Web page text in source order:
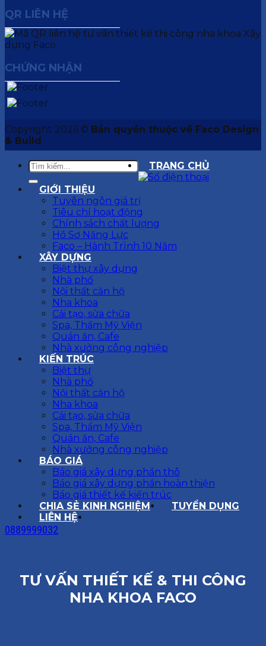
QR LIÊN HỆ
CHỨNG NHẬN
Copyright 2026 © Bản quyền thuộc về Faco Design
& Build
TRANG CHỦ
GIỚI THIỆU
Tuyên ngôn giá trị
Tiêu chí hoạt động
Chính sách chất lượng
Hồ Sơ Năng Lực
Faco – Hành Trình 10 Năm
XÂY DỰNG
Biệt thự xây dựng
Nhà phố
Nội thất căn hộ
Nha khoa
Cải tạo, sửa chữa
Spa, Thẩm Mỹ Viện
Quán ăn, Cafe
Nhà xưởng công nghiệp
KIẾN TRÚC
Biệt thự
Nhà phố
Nội thất căn hộ
Nha khoa
Cải tạo, sửa chữa
Spa, Thẩm Mỹ Viện
Quán ăn, Cafe
Nhà xưởng công nghiệp
BÁO GIÁ
Báo giá xây dựng phần thô
Báo giá xây dựng phần hoàn thiện
Báo giá thiết kế kiến trúc
CHIA SẺ KINH NGHIỆM
TUYỂN DỤNG
LIÊN HỆ
0889999032
TƯ VẤN THIẾT KẾ & THI CÔNG
NHA KHOA FACO